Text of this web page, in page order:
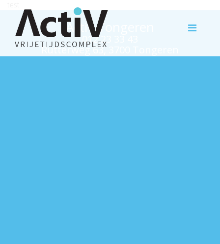
Activ Tongeren
012 23 33 43
Rutterweg 63, 3700 Tongeren